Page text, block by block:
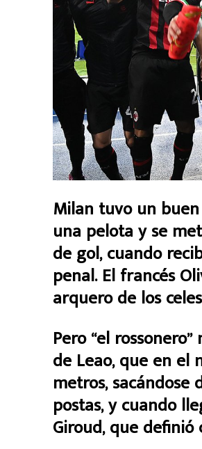
Milan tuvo un
una pelota y se
de gol, cuando
penal. El francés
arquero de los
Pero “el
de Leao, que en el
metros,
postas, y cuando
Giroud, que definió